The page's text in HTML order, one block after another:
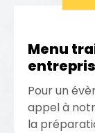
Menu
Pour un
appel à
la